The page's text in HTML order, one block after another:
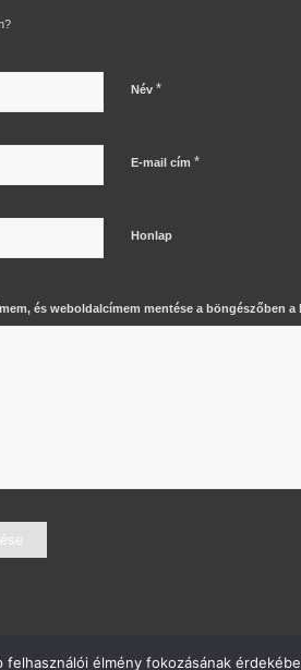
Név *
E-mail cím *
Honlap
és weboldalcímem mentése a böngészőben
élmény fokozásának